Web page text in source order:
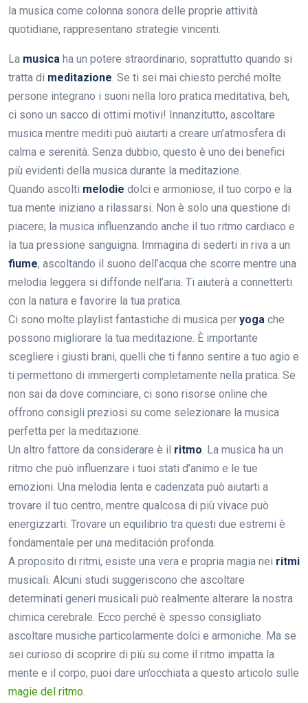
la musica come colonna sonora delle proprie attività
quotidiane, rappresentano strategie vincenti.
La musica ha un potere straordinario, soprattutto quando si
tratta di meditazione. Se ti sei mai chiesto perché molte
persone integrano i suoni nella loro pratica meditativa, beh,
ci sono un sacco di ottimi motivi! Innanzitutto, ascoltare
musica mentre mediti può aiutarti a creare un’atmosfera di
calma e serenità. Senza dubbio, questo è uno dei benefici
più evidenti della musica durante la meditazione.
Quando ascolti melodie dolci e armoniose, il tuo corpo e la
tua mente iniziano a rilassarsi. Non è solo una questione di
piacere; la musica influenzando anche il tuo ritmo cardiaco e
la tua pressione sanguigna. Immagina di sederti in riva a un
fiume, ascoltando il suono dell’acqua che scorre mentre una
melodia leggera si diffonde nell’aria. Ti aiuterà a connetterti
con la natura e favorire la tua pratica.
Ci sono molte playlist fantastiche di musica per yoga che
possono migliorare la tua meditazione. È importante
scegliere i giusti brani, quelli che ti fanno sentire a tuo agio e
ti permettono di immergerti completamente nella pratica. Se
non sai da dove cominciare, ci sono risorse online che
offrono consigli preziosi su come selezionare la musica
perfetta per la meditazione.
Un altro fattore da considerare è il ritmo. La musica ha un
ritmo che può influenzare i tuoi stati d’animo e le tue
emozioni. Una melodia lenta e cadenzata può aiutarti a
trovare il tuo centro, mentre qualcosa di più vivace può
energizzarti. Trovare un equilibrio tra questi due estremi è
fondamentale per una meditación profonda.
A proposito di ritmi, esiste una vera e propria magia nei ritmi
musicali. Alcuni studi suggeriscono che ascoltare
determinati generi musicali può realmente alterare la nostra
chimica cerebrale. Ecco perché è spesso consigliato
ascoltare musiche particolarmente dolci e armoniche. Ma se
sei curioso di scoprire di più su come il ritmo impatta la
mente e il corpo, puoi dare un’occhiata a questo articolo sulle
magie del ritmo.